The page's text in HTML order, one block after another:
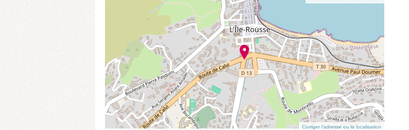
Corriger l’adresse ou la localisation